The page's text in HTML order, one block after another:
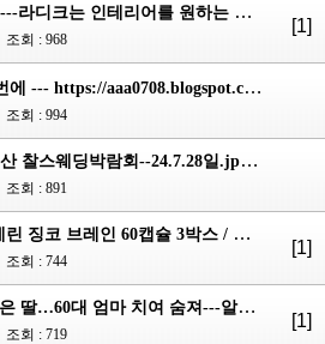
라디크 인테리어 비교견적----라디크는 인테리어를 원하는 고객들에게 지역별 전문 상담사들이 고객님이 원...
조회 : 968
[1]
주름,미백,기미,잡⁰티를 한번에 --- https://aaa0708.blogspot.com/2024/02/k-top.html 인공거미줄 단백...
조회 : 994
부산 찰스 웨딩박람회--- 부산 찰스웨딩박람회--24.7.28일.jpg부산 찰스 웨딩박람회 https://ad.cpaad.co...
조회 : 891
내츄럴플러스 포스파티딜세린 징코 브레인 60캡슐 3박스 / 기억력 인지력개선 비타민E 아연--- ​ https:...
조회 : 744
[1]
새벽 만취상태로 운전대 잡은 딸…60대 엄마 치여 숨져---알코올성 치매,알코올중독증,알코올 의존증------...
조회 : 719
[1]